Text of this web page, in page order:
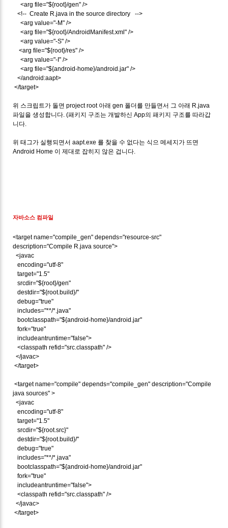
<arg file="${root}/gen" />
<!-- Create R.java in the source directory -->
<arg value="-M" />
<arg file="${root}/AndroidManifest.xml" />
<arg value="-S" />
<arg file="${root}/res" />
<arg value="-I" />
<arg file="${android-home}/android.jar" />
</android:aapt>
</target>
위 스크립트가 돌면 project root 아래 gen 폴더를 만들면서 그 아래 R.java
파일을 생성합니다. (패키지 구조는 개발하신 App의 패키지 구조를 따라갑
니다.
위 태그가 실행되면서 aapt.exe 를 찾을 수 없다는 식으 메세지가 뜨면
Android Home 이 제대로 잡히지 않은 겁니다.
자바소스 컴파일
<target name="compile_gen" depends="resource-src"
description="Compile R.java source">
<javac
encoding="utf-8"
target="1.5"
srcdir="${root}/gen"
destdir="${root.build}/"
debug="true"
includes="**/*.java"
bootclasspath="${android-home}/android.jar"
fork="true"
includeantruntime="false">
<classpath refid="src.classpath" />
</javac>
</target>
<target name="compile" depends="compile_gen" description="Compile
java sources" >
<javac
encoding="utf-8"
target="1.5"
srcdir="${root.src}"
destdir="${root.build}/"
debug="true"
includes="**/*.java"
bootclasspath="${android-home}/android.jar"
fork="true"
includeantruntime="false">
<classpath refid="src.classpath" />
</javac>
</target>